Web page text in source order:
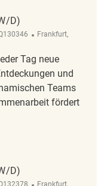
D)
Frankfurt,
Tag neue
und
Teams
fördert
D)
Frankfurt,